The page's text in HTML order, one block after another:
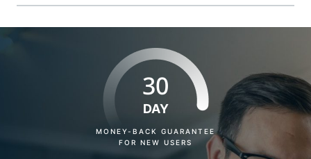
30
DAY
MONEY-BACK GUARANTEE
FOR NEW USERS